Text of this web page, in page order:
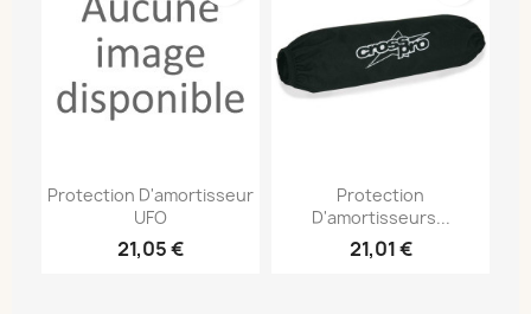
Protection D'amortisseur
UFO
21,05 €
Protection
D'amortisseurs...
21,01 €